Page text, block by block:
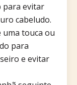
para evitar
cabeludo.
uma touca ou
para
e evitar